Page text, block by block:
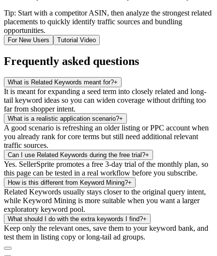
Tip: Start with a competitor ASIN, then analyze the strongest related
placements to quickly identify traffic sources and bundling
opportunities.
For New Users Tutorial Video
Frequently asked questions
What is Related Keywords meant for?+
It is meant for expanding a seed term into closely related and long-
tail keyword ideas so you can widen coverage without drifting too
far from shopper intent.
What is a realistic application scenario?+
A good scenario is refreshing an older listing or PPC account when
you already rank for core terms but still need additional relevant
traffic sources.
Can I use Related Keywords during the free trial?+
Yes. SellerSprite promotes a free 3-day trial of the monthly plan, so
this page can be tested in a real workflow before you subscribe.
How is this different from Keyword Mining?+
Related Keywords usually stays closer to the original query intent,
while Keyword Mining is more suitable when you want a larger
exploratory keyword pool.
What should I do with the extra keywords I find?+
Keep only the relevant ones, save them to your keyword bank, and
test them in listing copy or long-tail ad groups.